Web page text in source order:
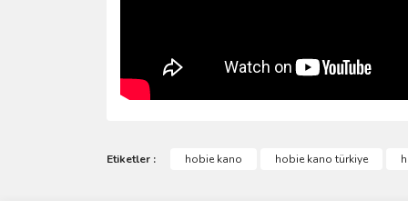
Görüş ve önerileriniz için teşekkür ederiz.
Etiketler : hobie kano hobie kano türkiye